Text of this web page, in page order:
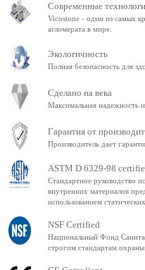
Современные
Vicostone - один из самых
агломерата в мире.
Экологичность
Полная безопасность для
Сделано на века
Максимальная надежность
Гарантия от
Производитель дает
ASTM D 6329-98
Стандартное руководство
внутренних материалов
использованием
NSF Certified
Национальный Фонд
строгим стандартам охраны